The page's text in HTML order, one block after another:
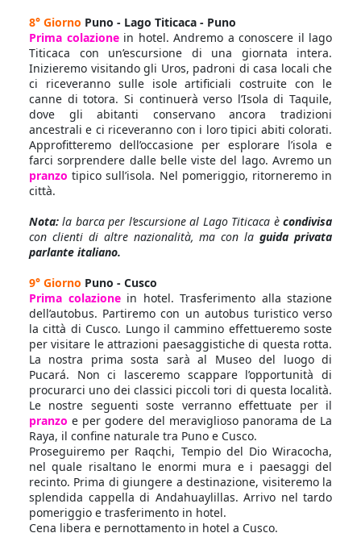
8° Giorno Puno - Lago Titicaca - Puno
Prima colazione in hotel. Andremo a conoscere il lago
Titicaca con un’escursione di una giornata intera.
Inizieremo visitando gli Uros, padroni di casa locali che
ci riceveranno sulle isole artificiali costruite con le
canne di totora. Si continuerà verso l’Isola di Taquile,
dove gli abitanti conservano ancora tradizioni
ancestrali e ci riceveranno con i loro tipici abiti colorati.
Approfitteremo dell’occasione per esplorare l’isola e
farci sorprendere dalle belle viste del lago. Avremo un
pranzotipico sull’isola. Nel pomeriggio, ritorneremo in
città.
Nota: la barca per l’escursione al Lago Titicaca è condivisa
con clienti di altre nazionalità, ma con laguida privata
parlante italiano.
9° Giorno Puno - Cusco
Prima colazione in hotel. Trasferimento alla stazione
dell’autobus. Partiremo con un autobus turistico verso
la città di Cusco. Lungo il cammino effettueremo soste
per visitare le attrazioni paesaggistiche di questa rotta.
La nostra prima sosta sarà al Museo del luogo di
Pucará. Non ci lasceremo scappare l’opportunità di
procurarci uno dei classici piccoli tori di questa località.
Le nostre seguenti soste verranno effettuate per il
pranzo e per godere del meraviglioso panorama de La
Raya, il confine naturale tra Puno e Cusco.
Proseguiremo per Raqchi, Tempio del Dio Wiracocha,
nel quale risaltano le enormi mura e i paesaggi del
recinto. Prima di giungere a destinazione, visiteremo la
splendida cappella di Andahuaylillas. Arrivo nel tardo
pomeriggio e trasferimento in hotel.
Cena libera e pernottamento in hotel a Cusco.